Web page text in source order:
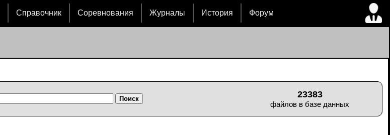
Справочник Соревнования Журналы История Форум
23383
файлов в базе данных